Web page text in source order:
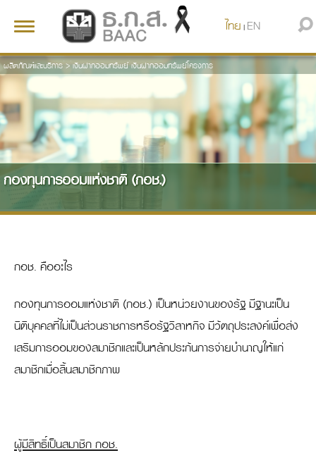
Toggle
ไทย | EN
ผลิตภัณฑ์และบริการ > เงินฝากออมทรัพย์ เงินฝากออมทรัพย์โครงการ
กองทุนการออมแห่งชาติ (กอช.)
กอช. คืออะไร
กองทุนการออมแห่งชาติ (กอช.) เป็นหน่วยงานของรัฐ มีฐานะเป็น
นิติบุคคลที่ไม่เป็นส่วนราชการหรือรัฐวิสาหกิจ มีวัตถุประสงค์เพื่อส่ง
เสริมการออมของสมาชิกและเป็นหลักประกันการจ่ายบำนาญให้แก่
สมาชิกเมื่อสิ้นสมาชิกภาพ
ผู้มีสิทธิ์เป็นสมาชิก กอช.